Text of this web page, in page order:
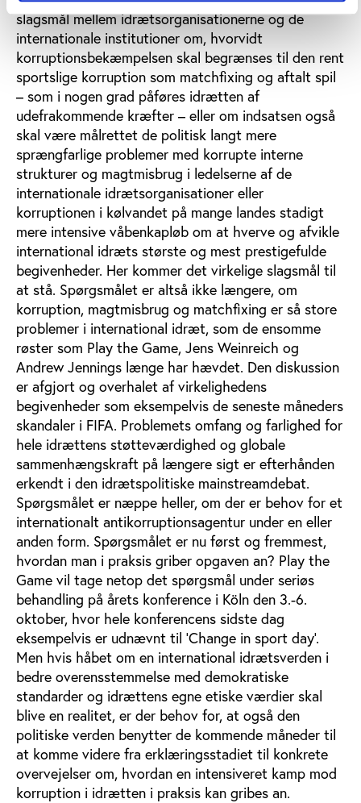
slagsmål mellem idrætsorganisationerne og de
internationale institutioner om, hvorvidt
korruptionsbekæmpelsen skal begrænses til den rent
sportslige korruption som matchfixing og aftalt spil
– som i nogen grad påføres idrætten af
udefrakommende kræfter – eller om indsatsen også
skal være målrettet de politisk langt mere
sprængfarlige problemer med korrupte interne
strukturer og magtmisbrug i ledelserne af de
internationale idrætsorganisationer eller
korruptionen i kølvandet på mange landes stadigt
mere intensive våbenkapløb om at hverve og afvikle
international idræts største og mest prestigefulde
begivenheder. Her kommer det virkelige slagsmål til
at stå. Spørgsmålet er altså ikke længere, om
korruption, magtmisbrug og matchfixing er så store
problemer i international idræt, som de ensomme
røster som Play the Game, Jens Weinreich og
Andrew Jennings længe har hævdet. Den diskussion
er afgjort og overhalet af virkelighedens
begivenheder som eksempelvis de seneste måneders
skandaler i FIFA. Problemets omfang og farlighed for
hele idrættens støtteværdighed og globale
sammenhængskraft på længere sigt er efterhånden
erkendt i den idrætspolitiske mainstreamdebat.
Spørgsmålet er næppe heller, om der er behov for et
internationalt antikorruptionsagentur under en eller
anden form. Spørgsmålet er nu først og fremmest,
hvordan man i praksis griber opgaven an? Play the
Game vil tage netop det spørgsmål under seriøs
behandling på årets konference i Köln den 3.-6.
oktober, hvor hele konferencens sidste dag
eksempelvis er udnævnt til 'Change in sport day'.
Men hvis håbet om en international idrætsverden i
bedre overensstemmelse med demokratiske
standarder og idrættens egne etiske værdier skal
blive en realitet, er der behov for, at også den
politiske verden benytter de kommende måneder til
at komme videre fra erklæringsstadiet til konkrete
overvejelser om, hvordan en intensiveret kamp mod
korruption i idrætten i praksis kan gribes an.